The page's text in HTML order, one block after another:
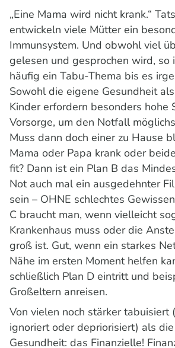
„Eine Mama wird nicht krank.“
entwickeln viele Mütter ein
Immunsystem. Und obwohl viel
gelesen und gesprochen wird, so
häufig ein Tabu-Thema bis es
Sowohl die eigene Gesundheit
Kinder erfordern besonders hohe
Vorsorge, um den Notfall
Muss dann doch einer zu Hause
Mama oder Papa krank oder
fit? Dann ist ein Plan B das
Not auch mal ein ausgedehnter
sein – OHNE schlechtes
C braucht man, wenn vielleicht
Krankenhaus muss oder die
groß ist. Gut, wenn ein starkes
Nähe im ersten Moment helfen
schließlich Plan D eintritt und
Großeltern anreisen.
Von vielen noch stärker tabuisiert
ignoriert oder depriorisiert) als
Gesundheit: das Finanzielle!